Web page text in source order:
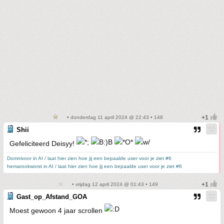
• donderdag 11 april 2024 @ 22:43 • 148
Shii
Gefeliciteerd Deisyy!
Domnivoor in AI / laat hier zien hoe jij een bepaalde user voor je ziet #6
hemarookworst in AI / laat hier zien hoe jij een bepaalde user voor je ziet #6
• vrijdag 12 april 2024 @ 01:43 • 149
Gast_op_Afstand_GOA
Moest gewoon 4 jaar scrollen